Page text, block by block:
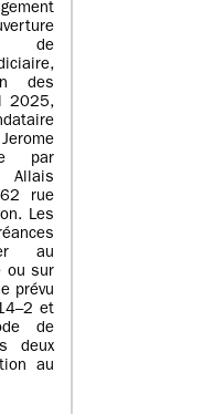
de
des
2025,
par
62 rue
Les
au
ou sur
prévu
et
de
deux
au